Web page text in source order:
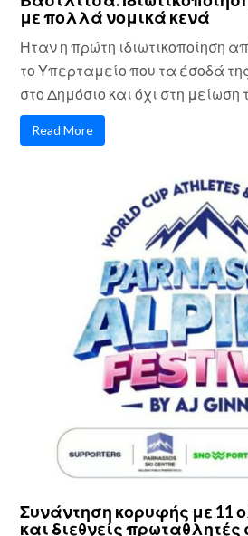
με πολλά νομικά κενά
Ηταν η πρώτη ιδιωτικοποίηση
το Υπερταμείο που τα έσοδά
στο Δημόσιο και όχι στη μείωση
Read More
Συνάντηση κορυφής με 11
και διεθνείς πρωταθλητές